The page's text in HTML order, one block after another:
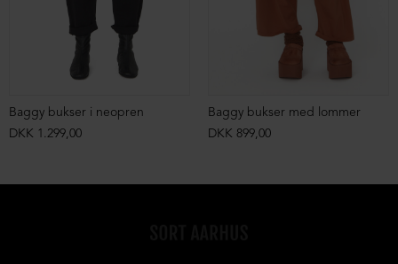
Baggy bukser i neopren
DKK 1.299,00
Baggy bukser med lommer
DKK 899,00